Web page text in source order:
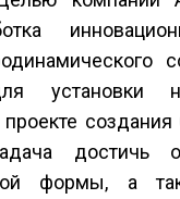
установки
создания
достичь
формы, а